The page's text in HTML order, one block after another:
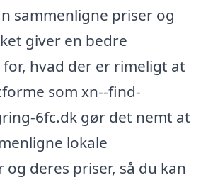
sammenligne priser og
giver en bedre
hvad der er rimeligt at
som xn--find-
6fc.dk gør det nemt at
lokale
deres priser, så du kan